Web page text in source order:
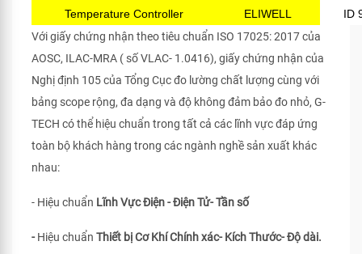
Temperature Controller
ELIWELL
ID
Với giấy chứng nhận theo tiêu chuẩn ISO 17025: 2017 của
AOSC, ILAC-MRA ( số VLAC- 1.0416), giấy chứng nhận của
Nghị định 105 của Tổng Cục đo lường chất lượng cùng với
bảng scope rộng, đa dạng và độ không đảm bảo đo nhỏ, G-
TECH có thể hiệu chuẩn trong tất cả các lĩnh vực đáp ứng
toàn bộ khách hàng trong các ngành nghề sản xuất khác
nhau:
- Hiệu chuẩn Lĩnh Vực Điện - Điện Tử- Tần số
-Hiệu chuẩn Thiết bị Cơ Khí Chính xác- Kích Thước- Độ dài.